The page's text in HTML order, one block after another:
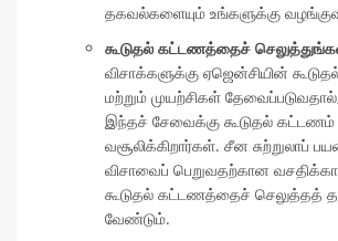
தகவல்களையும் உங்களுக்கு
கூடுதல் கட்டணத்தைச்
விசாக்களுக்கு ஏஜென்சியின்
மற்றும் முயற்சிகள்
இந்தச் சேவைக்கு கூடுதல் கட்டணம்
வசூலிக்கிறார்கள். சீன சுற்றுலாப்
விசாவைப் பெறுவதற்கான
கூடுதல் கட்டணத்தைச் செலுத்தத்
வேண்டும்.